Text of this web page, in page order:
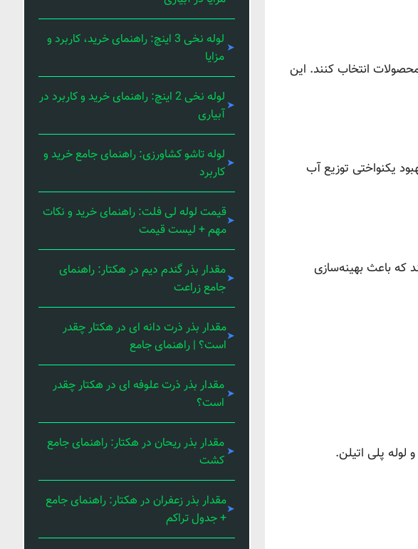
انتخاب کنند. این
یکنواختی توزیع آب
که باعث بهینه‌سازی
لوله پلی اتیلن.
لوله نخی 3 اینچ: راهنمای خرید، کاربرد و
مزایا
لوله نخی 2 اینچ: راهنمای خرید و کاربرد در
آبیاری
لوله تاشو کشاورزی: راهنمای جامع خرید و
کاربرد
قیمت لوله لی فلت: راهنمای خرید و نکات
مهم + لیست قیمت
مقدار بذر گندم دیم در هکتار: راهنمای
جامع زراعت
مقدار بذر ذرت دانه ای در هکتار چقدر
است؟ | راهنمای جامع
مقدار بذر ذرت علوفه ای در هکتار چقدر
است؟
مقدار بذر ریحان در هکتار: راهنمای جامع
کشت
مقدار بذر زعفران در هکتار: راهنمای جامع
+ جدول تراکم